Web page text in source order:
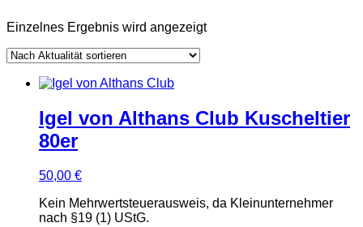
Einzelnes Ergebnis wird angezeigt
Igel von Althans Club Kuscheltier
80er
50,00 €
Kein Mehrwertsteuerausweis, da Kleinunternehmer
nach §19 (1) UStG.